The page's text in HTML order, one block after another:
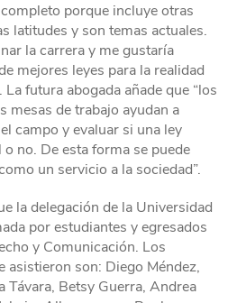
porque incluye otras
latitudes y son temas actuales.
la carrera y me gustaría
mejores leyes para la realidad
La futura abogada añade que “los
mesas de trabajo ayudan a
campo y evaluar si una ley
no. De esta forma se puede
un servicio a la sociedad”.
la delegación de la Universidad
por estudiantes y egresados
y Comunicación. Los
asistieron son: Diego Méndez,
Távara, Betsy Guerra, Andrea